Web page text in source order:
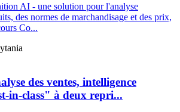
AI - une solution pour l'analyse
des normes de marchandisage et des prix,
Co...
des ventes, intelligence
in-class" à deux repri...